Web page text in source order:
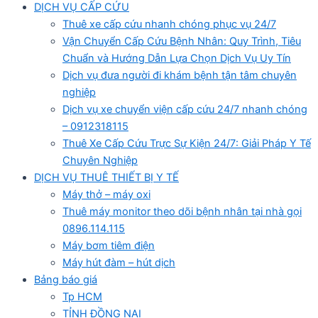
DỊCH VỤ CẤP CỨU
Thuê xe cấp cứu nhanh chóng phục vụ 24/7
Vận Chuyển Cấp Cứu Bệnh Nhân: Quy Trình, Tiêu
Chuẩn và Hướng Dẫn Lựa Chọn Dịch Vụ Uy Tín
Dịch vụ đưa người đi khám bệnh tận tâm chuyên
nghiệp
Dịch vụ xe chuyển viện cấp cứu 24/7 nhanh chóng
– 0912318115
Thuê Xe Cấp Cứu Trực Sự Kiện 24/7: Giải Pháp Y Tế
Chuyên Nghiệp
DỊCH VỤ THUÊ THIẾT BỊ Y TẾ
Máy thở – máy oxi
Thuê máy monitor theo dõi bệnh nhân tại nhà gọi
0896.114.115
Máy bơm tiêm điện
Máy hút đàm – hút dịch
Bảng báo giá
Tp HCM
TỈNH ĐỒNG NAI